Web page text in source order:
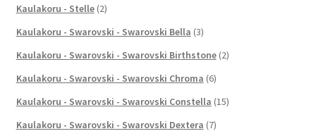
Kaulakoru - Stelle (2)
Kaulakoru - Swarovski - Swarovski Bella (3)
Kaulakoru - Swarovski - Swarovski Birthstone (2)
Kaulakoru - Swarovski - Swarovski Chroma (6)
Kaulakoru - Swarovski - Swarovski Constella (15)
Kaulakoru - Swarovski - Swarovski Dextera (7)